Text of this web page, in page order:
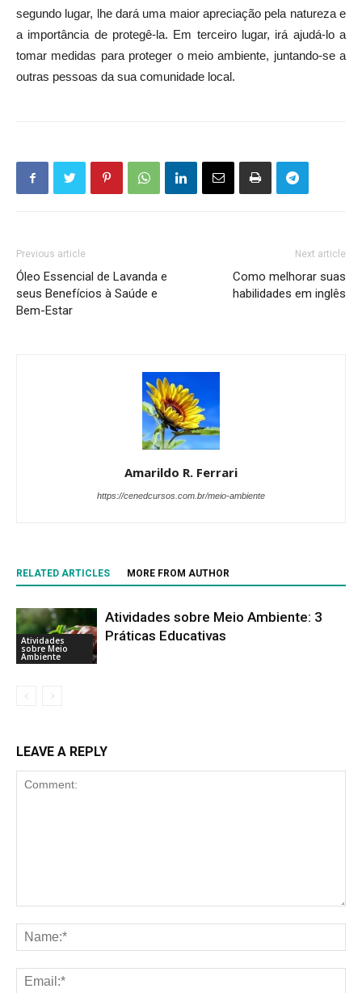
segundo lugar, lhe dará uma maior apreciação pela natureza e
a importância de protegê-la. Em terceiro lugar, irá ajudá-lo a
tomar medidas para proteger o meio ambiente, juntando-se a
outras pessoas da sua comunidade local.
Previous article
Óleo Essencial de Lavanda e
seus Benefícios à Saúde e
Bem-Estar
Next article
Como melhorar suas
habilidades em inglês
Amarildo R. Ferrari
https://cenedcursos.com.br/meio-ambiente
RELATED ARTICLES MORE FROM AUTHOR
Atividades
sobre Meio
Ambiente
Atividades sobre Meio Ambiente: 3
Práticas Educativas
LEAVE A REPLY